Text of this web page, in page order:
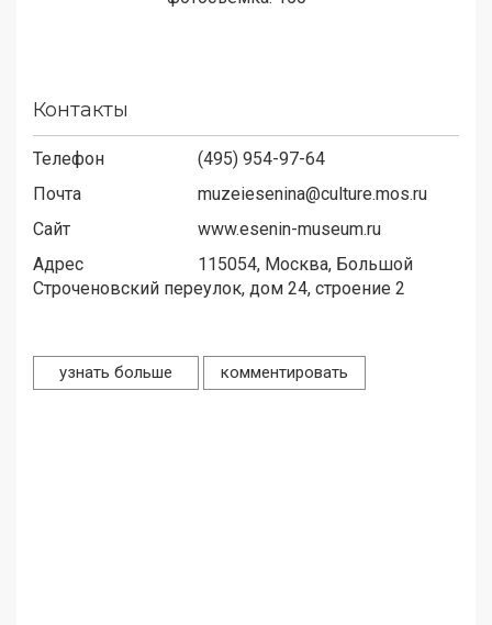
Контакты
Телефон
(495) 954-97-64
Почта
muzeiesenina@culture.mos.ru
Сайт
www.esenin-museum.ru
Адрес
115054, Москва, Большой
Строченовский переулок, дом 24, строение 2
узнать больше комментировать